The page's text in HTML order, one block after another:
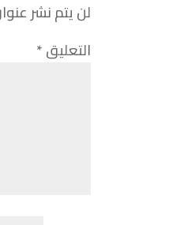
لن يتم نشر
التعليق*